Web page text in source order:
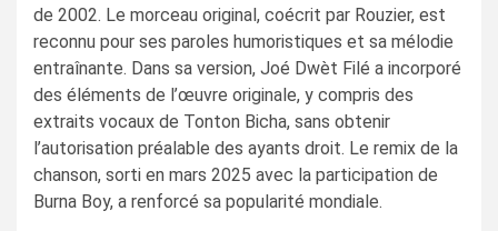
de 2002. Le morceau original, coécrit par Rouzier, est
reconnu pour ses paroles humoristiques et sa mélodie
entraînante. Dans sa version, Joé Dwèt Filé a incorporé
des éléments de l’œuvre originale, y compris des
extraits vocaux de Tonton Bicha, sans obtenir
l’autorisation préalable des ayants droit. Le remix de la
chanson, sorti en mars 2025 avec la participation de
Burna Boy, a renforcé sa popularité mondiale.